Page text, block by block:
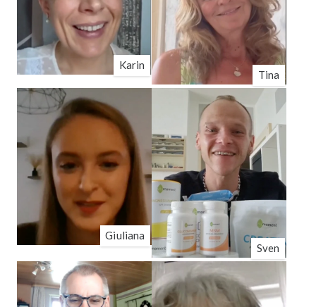
Karin
Tina
Giuliana
Sven